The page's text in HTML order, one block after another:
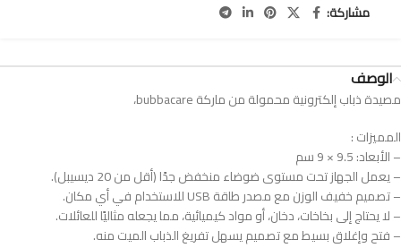
مشاركة:
الوصف
مصيدة ذباب إلكترونية محمولة من ماركة bubbacare،
المميزات :
– الأبعاد: 9.5 × 9 سم
– يعمل الجهاز تحت مستوى ضوضاء منخفض جدًا (أقل من 20 ديسيبل).
– تصميم خفيف الوزن مع مصدر طاقة USB للاستخدام في أي مكان.
– لا يحتاج إلى بخاخات، دخان، أو مواد كيميائية، مما يجعله مثاليًا للعائلات.
– فتح وإغلاق بسيط مع تصميم يسهل تفريغ الذباب الميت منه.